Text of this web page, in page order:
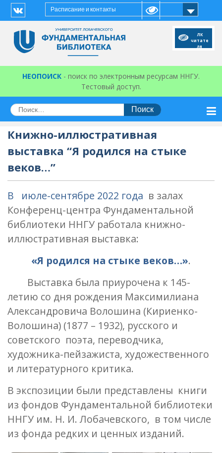
Перейти
Расписание и контакты
Vk
ЛК
читате
ля
НЕОПОИСК - поиск по электронным ресурсам ННГУ.
Тестовый доступ.
Искать:
Книжно-иллюстративная
выставка “Я родился на стыке
веков…”
В июле-сентябре 2022 года в залах
Конференц-центра Фундаментальной
библиотеки ННГУ работала книжно-
иллюстративная выставка:
«Я родился на стыке веков…».
Выставка была приурочена к 145-
летию со дня рождения Максимилиана
Александровича Волошина (Кириенко-
Волошина) (1877 – 1932), русского и
советского поэта, переводчика,
художника-пейзажиста, художественного
и литературного критика.
В экспозиции были представлены книги
из фондов Фундаментальной библиотеки
ННГУ им. Н. И. Лобачевского, в том числе
из фонда редких и ценных изданий.